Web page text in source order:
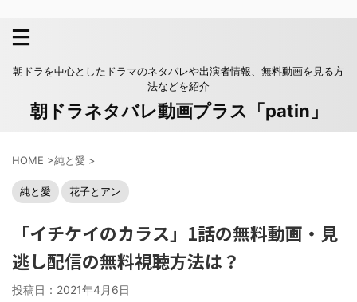
朝ドラを中心としたドラマのネタバレや出演者情報、無料動画を見る方
法などを紹介
朝ドラネタバレ動画プラス「patin」
HOME >純と愛 >
純と愛 花子とアン
「イチケイのカラス」1話の無料動画・見
逃し配信の無料視聴方法は？
投稿日： 2021年4月6日